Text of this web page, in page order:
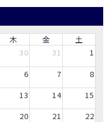
木 金
土
30 31
1
6 7
8
13 14
15
20 21
22